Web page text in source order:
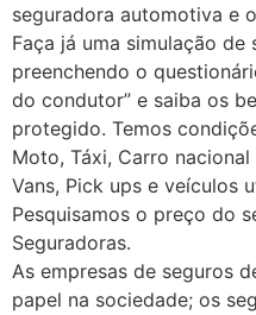
seguradora automotiva e
Faça já uma simulação de
preenchendo o
do condutor” e saiba os
protegido. Temos
Moto, Táxi, Carro
Vans, Pick ups e veículos
Pesquisamos o preço do
Seguradoras.
As empresas de seguros
papel na sociedade; os